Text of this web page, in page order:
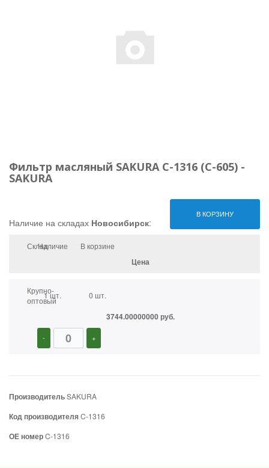
Фильтр масляный SAKURA C-1316 (C-605) -
SAKURA
В КОРЗИНУ
Наличие на складах Новосибирск:
СкладНаличие В корзине
Цена
Крупно-
оптовый
1 шт. 0 шт.
3744.00000000 руб.
- +
ПроизводительSAKURA
Код производителяC-1316
ОЕ номерC-1316